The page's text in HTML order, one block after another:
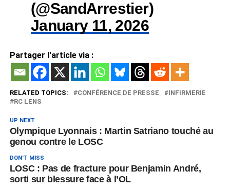
(@SandArrestier)
January 11, 2026
Partager l'article via :
RELATED TOPICS: CONFÉRENCE DE PRESSE
INFIRMERIE
RC LENS
UP NEXT
Olympique Lyonnais : Martin Satriano touché au
genou contre le LOSC
DON'T MISS
LOSC : Pas de fracture pour Benjamin André,
sorti sur blessure face à l’OL